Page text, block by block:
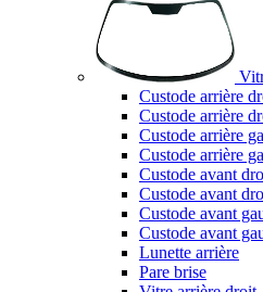
Custode arrière
Custode arrière
Custode arrière
Custode arrière
Custode avant
Custode avant
Custode avant
Custode avant
Lunette arrière
Pare brise